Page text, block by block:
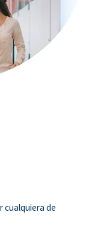
cualquiera de